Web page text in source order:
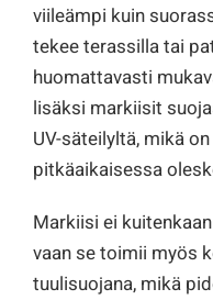
viileämpi kuin
tekee terassilla tai
huomattavasti
lisäksi markiisit
UV-säteilyltä, mikä
pitkäaikaisessa
Markiisi ei
vaan se toimii myös
tuulisuojana, mikä